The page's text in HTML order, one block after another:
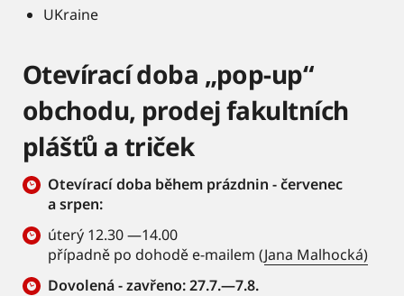
UKraine
Otevírací doba „pop-up“
obchodu, prodej fakultních
plášťů a triček
Otevírací doba během prázdnin - červenec
a srpen:
úterý 12.30 —14.00
případně po dohodě e-mailem (Jana Malhocká)
Dovolená - zavřeno: 27.7.—7.8.